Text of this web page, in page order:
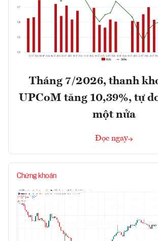
Tháng 7/2026, thanh
UPCoM tăng 10,39%, tự
một nửa
Đọc ngay
Chứng khoán